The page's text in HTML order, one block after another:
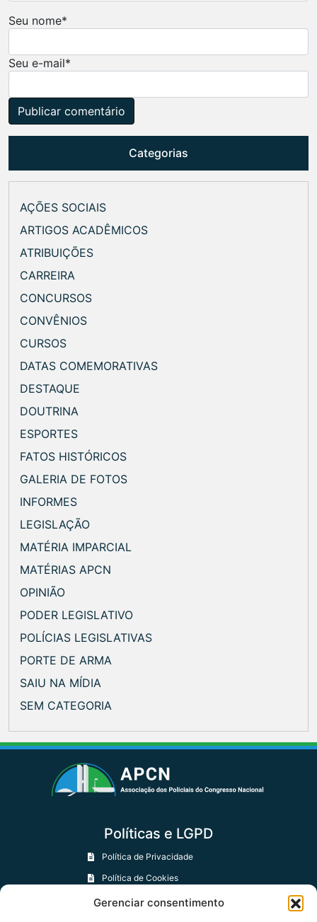
Gerenciar consentimento
Seu nome*
Seu e-mail*
Categorias
AÇÕES SOCIAIS
ARTIGOS ACADÊMICOS
ATRIBUIÇÕES
CARREIRA
CONCURSOS
CONVÊNIOS
CURSOS
DATAS COMEMORATIVAS
DESTAQUE
DOUTRINA
ESPORTES
FATOS HISTÓRICOS
GALERIA DE FOTOS
INFORMES
LEGISLAÇÃO
MATÉRIA IMPARCIAL
MATÉRIAS APCN
OPINIÃO
PODER LEGISLATIVO
POLÍCIAS LEGISLATIVAS
PORTE DE ARMA
SAIU NA MÍDIA
SEM CATEGORIA
Políticas e LGPD
Política de Privacidade
Política de Cookies
Política de Trocas e Devoluções